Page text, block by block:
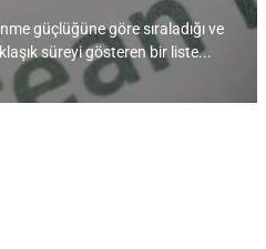
güçlüğüne göre sıraladığı ve
süreyi gösteren bir liste...